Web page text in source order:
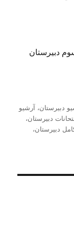
دبیرستان
دبیرستان، آرشیو
دبیرستان،
دبیرستان،